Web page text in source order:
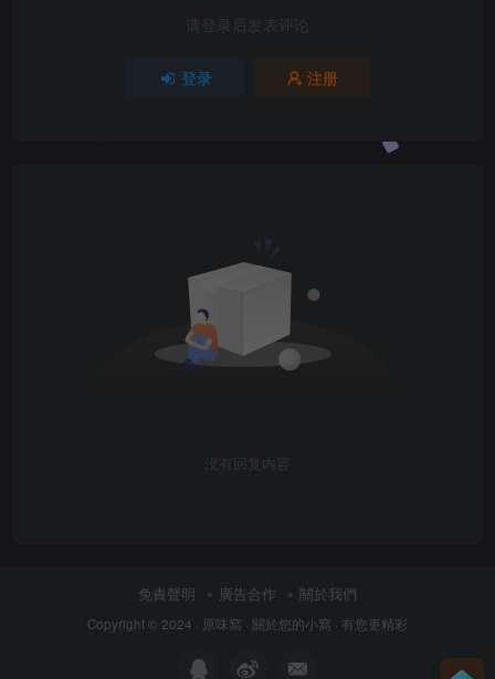
请登录后发表评论
登录 注册
没有回复内容
免責聲明 廣告合作 關於我們
Copyright © 2024 · 原味窩 · 關於您的小窩 · 有您更精彩